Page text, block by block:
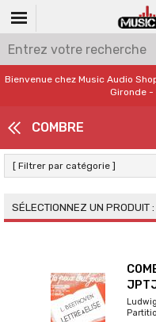
Bienvenue chez Music Audio
Gironde -
COMBRE
[ Filtrer par catégorie ]